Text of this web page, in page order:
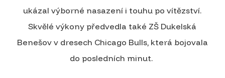
ukázal výborné nasazení i touhu po vítězství.
Skvělé výkony předvedla také ZŠ Dukelská
Benešov v dresech Chicago Bulls, která bojovala
do posledních minut.